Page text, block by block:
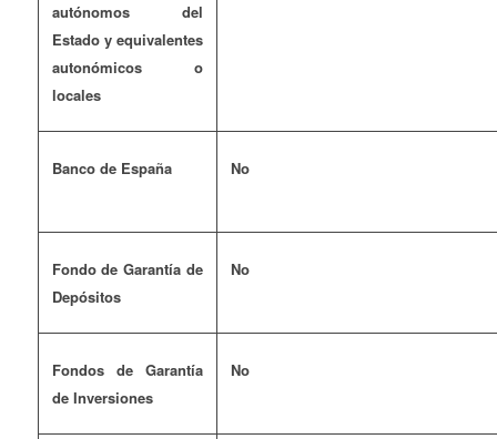
autónomos del
Estado y equivalentes
autonómicos o
locales
Banco de España No
Fondo de Garantía de
Depósitos
No
Fondos de Garantía
de Inversiones
No